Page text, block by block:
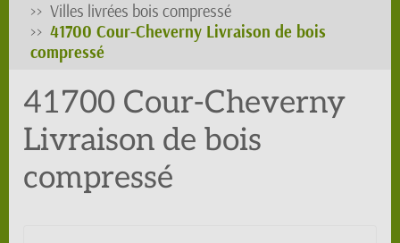
Villes livrées bois compressé
41700 Cour-Cheverny Livraison de bois
compressé
41700 Cour-Cheverny
Livraison de bois
compressé